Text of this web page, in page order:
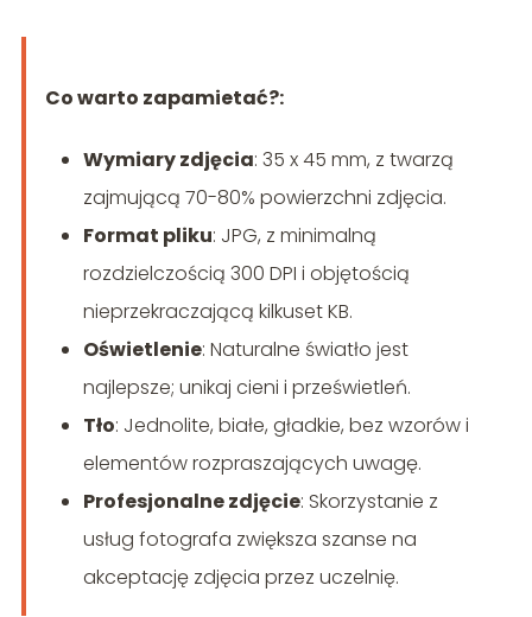
Co warto zapamietać?:
Wymiary zdjęcia: 35 x 45 mm, z twarzą
zajmującą 70-80% powierzchni zdjęcia.
Format pliku: JPG, z minimalną
rozdzielczością 300 DPI i objętością
nieprzekraczającą kilkuset KB.
Oświetlenie: Naturalne światło jest
najlepsze; unikaj cieni i prześwietleń.
Tło: Jednolite, białe, gładkie, bez wzorów i
elementów rozpraszających uwagę.
Profesjonalne zdjęcie: Skorzystanie z
usług fotografa zwiększa szanse na
akceptację zdjęcia przez uczelnię.